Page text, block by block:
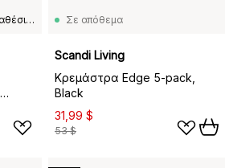
Αυτό το προϊόν δεν είναι διαθέσιμο στη χώρα παράδοσης που έχετε επιλέξει. Σε απόθεμα
Scandi Living
Κρεμάστρα Edge 5-pack,
Black
31,99 $
53 $